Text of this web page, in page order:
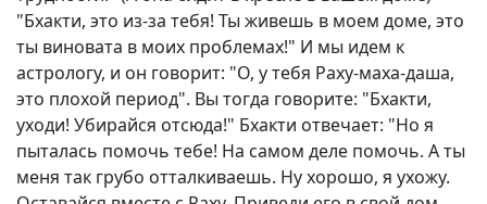
"Бхакти, это из-за тебя! Ты живешь в моем доме, это
ты виновата в моих проблемах!" И мы идем к
астрологу, и он говорит: "О, у тебя Раху-маха-даша,
это плохой период". Вы тогда говорите: "Бхакти,
уходи! Убирайся отсюда!" Бхакти отвечает: "Но я
пыталась помочь тебе! На самом деле помочь. А ты
меня так грубо отталкиваешь. Ну хорошо, я ухожу.